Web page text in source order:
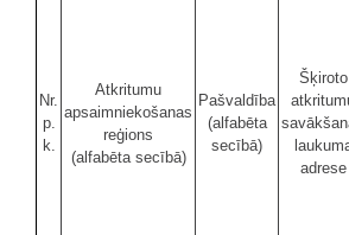
Nr.
p.
k.
Atkritumu
apsaimniekošanas
reģions
(alfabēta secībā)
Pašvaldība
(alfabēta
secībā)
Šķiroto
adrese